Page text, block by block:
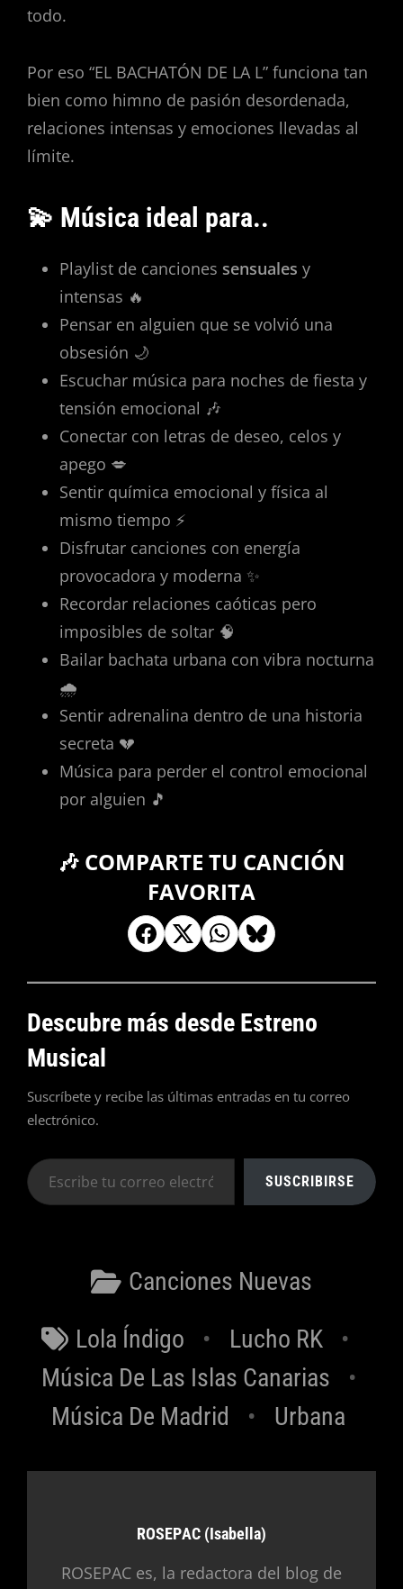
todo.
Por eso “EL BACHATÓN DE LA L” funciona tan
bien como himno de pasión desordenada,
relaciones intensas y emociones llevadas al
límite.
💫 Música ideal para..
Playlist de canciones sensuales y
intensas 🔥
Pensar en alguien que se volvió una
obsesión 🌙
Escuchar música para noches de fiesta y
tensión emocional 🎶
Conectar con letras de deseo, celos y
apego 💋
Sentir química emocional y física al
mismo tiempo ⚡
Disfrutar canciones con energía
provocadora y moderna ✨
Recordar relaciones caóticas pero
imposibles de soltar 🧠
Bailar bachata urbana con vibra nocturna
🌧️
Sentir adrenalina dentro de una historia
secreta 💔
Música para perder el control emocional
por alguien 🎵
🎶 COMPARTE TU CANCIÓN
FAVORITA
Descubre más desde Estreno
Musical
Suscríbete y recibe las últimas entradas en tu correo
electrónico.
Escribe
tu
SUSCRIBIRSE
Categorías
Canciones Nuevas
Etiquetas
Lola Índigo
Lucho RK
Música De Las Islas Canarias
Música De Madrid
Urbana
Autor:
ROSEPAC (Isabella)
ROSEPAC es, la redactora del blog de